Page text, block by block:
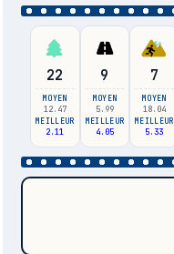
22
MOYEN
12.47
MEILLEUR
2.11
9
MOYEN
5.99
MEILLEUR
4.05
7
MOYEN
18.04
MEILLEUR
5.33